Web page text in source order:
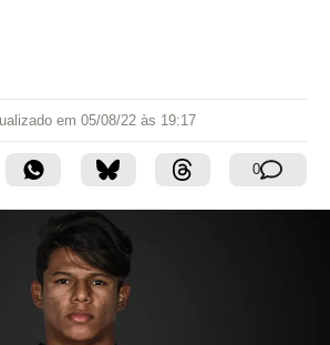
em 05/08/22 às 19:17
0